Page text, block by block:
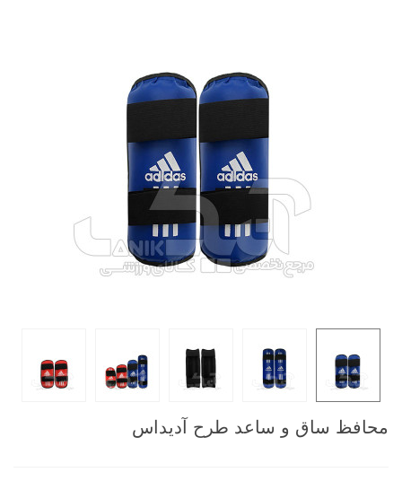
محافظ ساق و ساعد طرح آدیداس